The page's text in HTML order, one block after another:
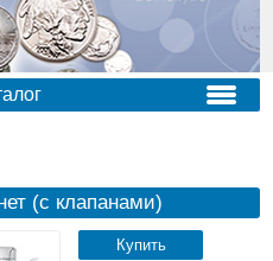
(с клапанами)
Купить